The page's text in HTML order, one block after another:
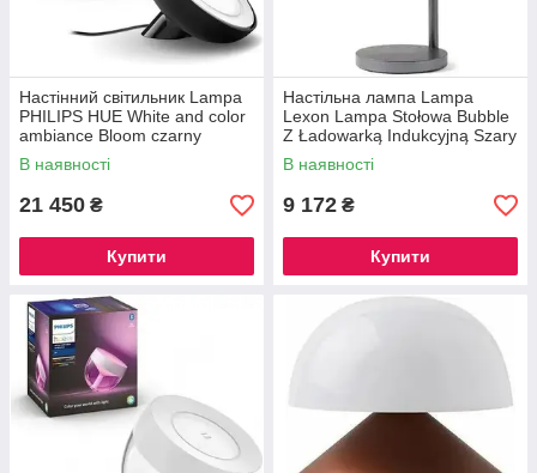
Настінний світильник Lampa
PHILIPS HUE White and color
ambiance Bloom czarny
929002376001
В наявності
21 450 ₴
Купити
Настільна лампа Lampa
Lexon Lampa Stołowa Bubble
Z Ładowarką Indukcyjną Szary
(Lh70X)
В наявності
9 172 ₴
Купити